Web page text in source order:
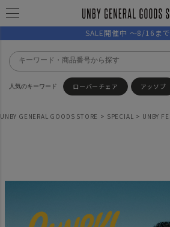
SALE開催中 ～8/16ま
ローバーチェア アッソブ
UNBY GENERAL GOODS STORE SPECIAL UNBY